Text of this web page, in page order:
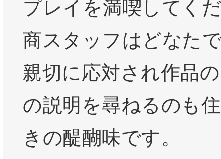
プレイを満喫してく
商スタッフはどなた
親切に応対され作品
の説明を尋ねるのも
きの醍醐味です。